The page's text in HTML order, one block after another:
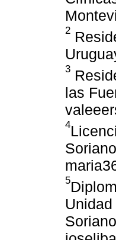
2
3
las
4
5